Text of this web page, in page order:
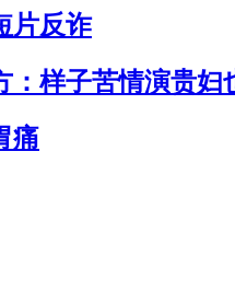
片反诈
：样子苦情演贵妇
痛